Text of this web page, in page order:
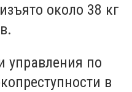
около 38 кг
управления по
в